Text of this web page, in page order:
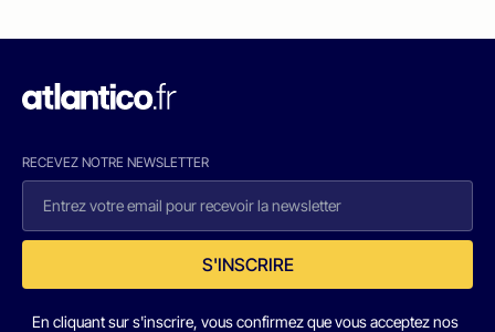
RECEVEZ NOTRE NEWSLETTER
S'INSCRIRE
En cliquant sur s'inscrire, vous confirmez que vous acceptez nos